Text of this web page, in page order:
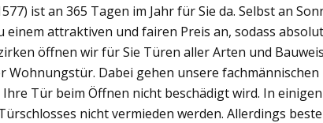
ist an 365 Tagen im Jahr für Sie da. Selbst an
attraktiven und fairen Preis an, sodass
öffnen wir für Sie Türen aller Arten und
Wohnungstür. Dabei gehen unsere
Tür beim Öffnen nicht beschädigt wird. In
nicht vermieden werden. Allerdings